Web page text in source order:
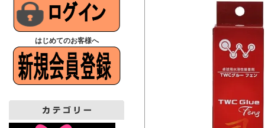
はじめてのお客様へ